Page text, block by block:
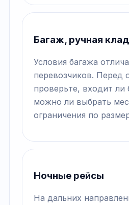
Багаж, ручная
Условия багажа
перевозчиков. Перед
проверьте, входит ли
можно ли выбрать
ограничения по
Ночные рейсы
На дальних